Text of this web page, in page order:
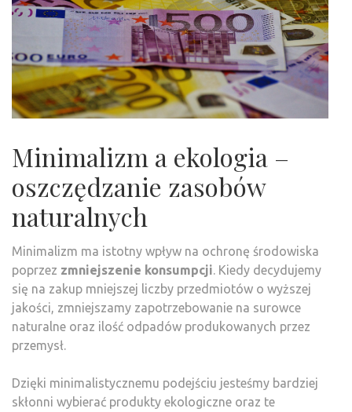
Minimalizm a ekologia –
oszczędzanie zasobów
naturalnych
Minimalizm ma istotny wpływ na ochronę środowiska
poprzez zmniejszenie konsumpcji. Kiedy decydujemy
się na zakup mniejszej liczby przedmiotów o wyższej
jakości, zmniejszamy zapotrzebowanie na surowce
naturalne oraz ilość odpadów produkowanych przez
przemysł.
Dzięki minimalistycznemu podejściu jesteśmy bardziej
skłonni wybierać produkty ekologiczne oraz te